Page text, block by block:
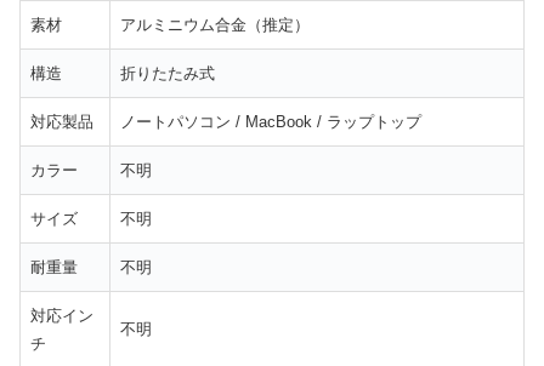
素材 アルミニウム合金（推定）
構造 折りたたみ式
対応製品 ノートパソコン / MacBook / ラップトップ
カラー 不明
サイズ 不明
耐重量 不明
対応イン
チ
不明